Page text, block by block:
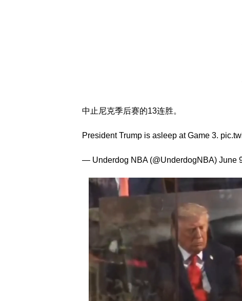
中止尼克季后赛的13连胜。
President Trump is asleep at Game 3.
— Underdog NBA (@UnderdogNBA) June